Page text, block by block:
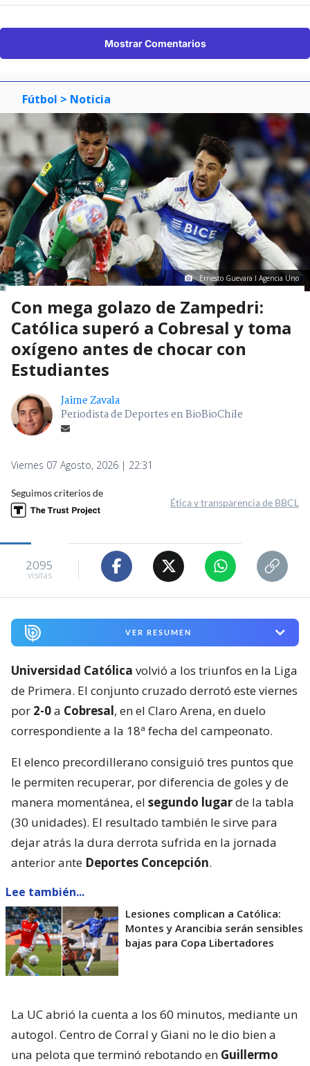
Mostrar Comentarios
Fútbol > Noticia
Ernesto Guevara I Agencia Uno
Con mega golazo de Zampedri:
Católica superó a Cobresal y toma
oxígeno antes de chocar con
Estudiantes
Jaime Zavala
Periodista de Deportes en BioBioChile
Viernes 07 Agosto, 2026 | 22:31
Seguimos criterios de
Ética y transparencia de BBCL
2095
visitas
VER RESUMEN
Universidad Católica volvió a los triunfos en la Liga
de Primera. El conjunto cruzado derrotó este viernes
por 2-0a Cobresal, en el Claro Arena, en duelo
correspondiente a la 18ª fecha del campeonato.
El elenco precordillerano consiguió tres puntos que
le permiten recuperar, por diferencia de goles y de
manera momentánea, el segundo lugarde la tabla
(30 unidades). El resultado también le sirve para
dejar atrás la dura derrota sufrida en la jornada
anterior ante Deportes Concepción.
Lee también...
Lesiones complican a Católica:
Montes y Arancibia serán sensibles
bajas para Copa Libertadores
La UC abrió la cuenta a los 60 minutos, mediante un
autogol. Centro de Corral y Giani no le dio bien a
una pelota que terminó rebotando en Guillermo